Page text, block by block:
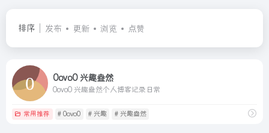
排序 发布 更新 浏览 点赞
0ovo0 兴趣盎然
0ovo0 兴趣盎然个人博客记录日常
常用推荐 # 0ovo0 # 兴趣 # 兴趣盎然